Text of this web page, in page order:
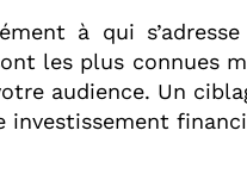
à qui
les plus connues
audience. Un